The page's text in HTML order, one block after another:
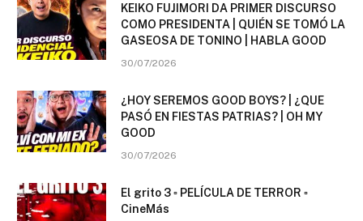
KEIKO FUJIMORI DA PRIMER DISCURSO
COMO PRESIDENTA | QUIÉN SE TOMÓ LA
GASEOSA DE TONINO | HABLA GOOD
30/07/2026
¿HOY SEREMOS GOOD BOYS? | ¿QUE
PASÓ EN FIESTAS PATRIAS? | OH MY
GOOD
30/07/2026
El grito 3 ▫️ PELÍCULA DE TERROR ▫️
CineMás